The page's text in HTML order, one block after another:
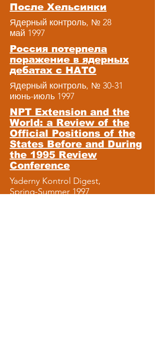
После Хельсинки
Ядерный контроль, № 28
май 1997
Россия потерпела
поражение в ядерных
дебатах с НАТО
Ядерный контроль, № 30-31
июнь-июль 1997
NPT Extension and the
World: a Review of the
Official Positions of the
States Before and During
the 1995 Review
Conference
Yaderny Kontrol Digest,
Spring-Summer 1997